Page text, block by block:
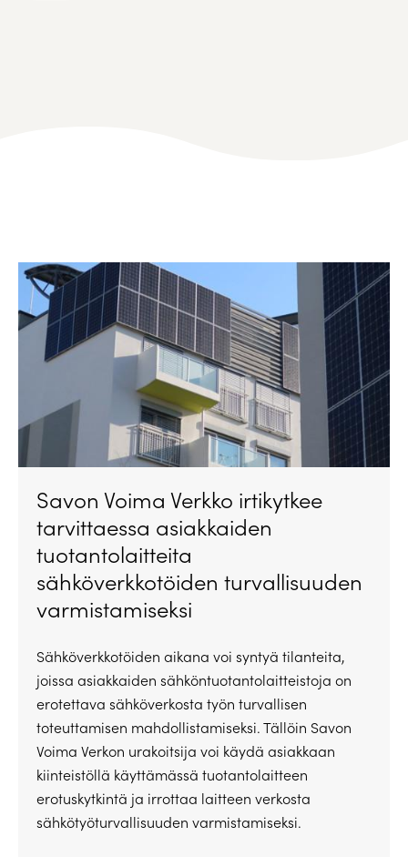
Savon Voima Verkko irtikytkee
tarvittaessa asiakkaiden
tuotantolaitteita
sähköverkkotöiden turvallisuuden
varmistamiseksi
Sähköverkkotöiden aikana voi syntyä tilanteita,
joissa asiakkaiden sähköntuotantolaitteistoja on
erotettava sähköverkosta työn turvallisen
toteuttamisen mahdollistamiseksi. Tällöin Savon
Voima Verkon urakoitsija voi käydä asiakkaan
kiinteistöllä käyttämässä tuotantolaitteen
erotuskytkintä ja irrottaa laitteen verkosta
sähkötyöturvallisuuden varmistamiseksi.